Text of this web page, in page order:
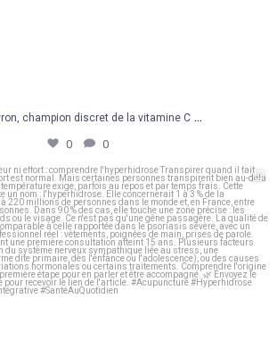
champion discret de la vitamine C ...
0 0
sans chaleur ni effort : comprendre...
0 0